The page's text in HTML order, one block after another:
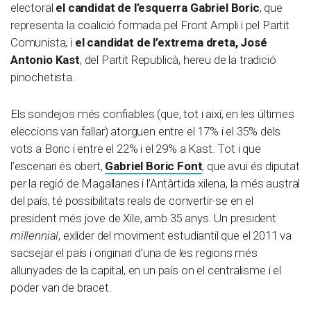
electoral el candidat de l’esquerra Gabriel Boric, que
representa la coalició formada pel Front Ampli i pel Partit
Comunista, i el candidat de l’extrema dreta, José
Antonio Kast, del Partit Republicà, hereu de la tradició
pinochetista.
Els sondejos més confiables (que, tot i així, en les últimes
eleccions van fallar) atorguen entre el 17% i el 35% dels
vots a Boric i entre el 22% i el 29% a Kast. Tot i que
l’escenari és obert, Gabriel Boric Font, que avui és diputat
per la regió de Magallanes i l’Antàrtida xilena, la més austral
del país, té possibilitats reals de convertir-se en el
president més jove de Xile, amb 35 anys. Un president
millennial, exlíder del moviment estudiantil que el 2011 va
sacsejar el país i originari d’una de les regions més
allunyades de la capital, en un país on el centralisme i el
poder van de bracet.